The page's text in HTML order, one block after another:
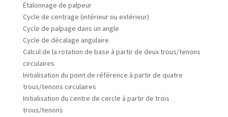
Étalonnage de palpeur
Cycle de centrage (intérieur ou extérieur)
Cycle de palpage dans un angle
Cycle de décalage angulaire
Calcul de la rotation de base à partir de deux trous/tenons
circulaires
Initialisation du point de référence à partir de quatre
trous/tenons circulaires
Initialisation du centre de cercle à partir de trois
trous/tenons